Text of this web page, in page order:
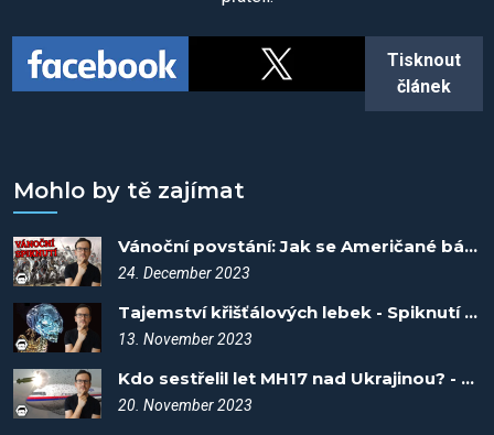
Tisknout
článek
Mohlo by tě zajímat
Vánoční povstání: Jak se Američané báli vzpoury otroků - Spiknutí #73
24. December 2023
Tajemství křišťálových lebek - Spiknutí #51
13. November 2023
Kdo sestřelil let MH17 nad Ukrajinou? - Spiknutí #56
20. November 2023